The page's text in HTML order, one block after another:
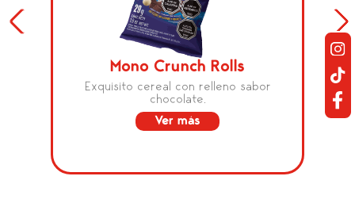
Mono Crunch Rolls
Exquisito cereal con relleno sabor
chocolate.
Ver más